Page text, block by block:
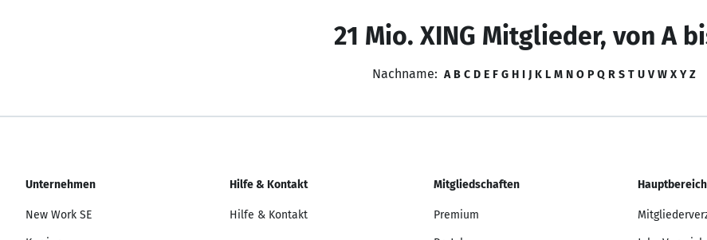
21 Mio. XING Mitglieder, von A
Nachname: A B C D E F G H I J K L M N O P Q R S T U V W X Y Z
Unternehmen
New Work SE
Hilfe & Kontakt
Hilfe & Kontakt
Mitgliedschaften
Premium